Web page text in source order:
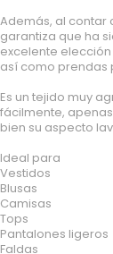
Además, al contar
garantiza que ha
excelente
así como prendas
Es un tejido muy
fácilmente,
bien su aspecto
Ideal para
Vestidos
Blusas
Camisas
Tops
Pantalones ligeros
Faldas